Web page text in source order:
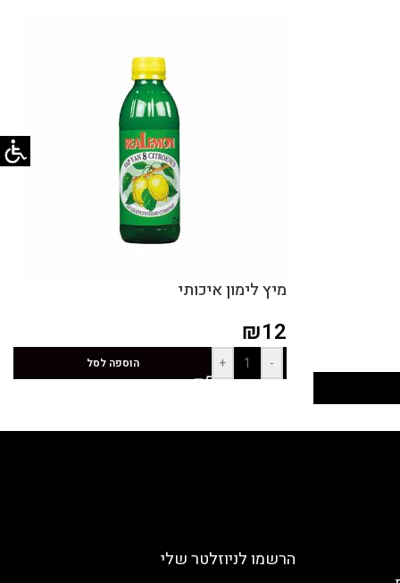
מיץ לימון איכותי
₪12
-
+ הוספה לסל
הרשמו לניוזלטר שלי